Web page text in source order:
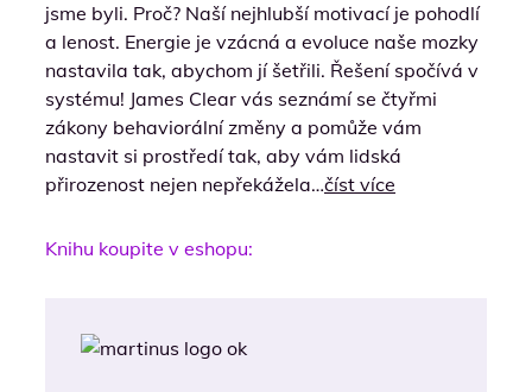
jsme byli. Proč? Naší nejhlubší motivací je pohodlí
a lenost. Energie je vzácná a evoluce naše mozky
nastavila tak, abychom jí šetřili. Řešení spočívá v
systému! James Clear vás seznámí se čtyřmi
zákony behaviorální změny a pomůže vám
nastavit si prostředí tak, aby vám lidská
přirozenost nejen nepřekážela…číst více
Knihu koupite v eshopu: